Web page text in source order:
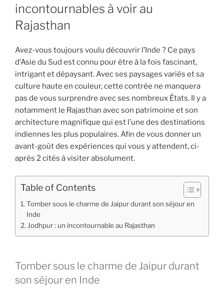
incontournables à voir au
Rajasthan
Avez-vous toujours voulu découvrir l’Inde ? Ce pays
d’Asie du Sud est connu pour être à la fois fascinant,
intrigant et dépaysant. Avec ses paysages variés et sa
culture haute en couleur, cette contrée ne manquera
pas de vous surprendre avec ses nombreux États. Il y a
notamment le Rajasthan avec son patrimoine et son
architecture magnifique qui est l’une des destinations
indiennes les plus populaires. Afin de vous donner un
avant-goût des expériences qui vous y attendent, ci-
après 2 cités à visiter absolument.
Table of Contents
Tomber sous le charme de Jaipur durant son séjour en
Inde
Jodhpur : un incontournable au Rajasthan
Tomber sous le charme de Jaipur durant
son séjour en Inde